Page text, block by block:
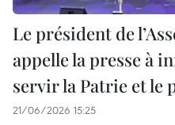
Le président de
appelle la presse à
servir la Patrie et le
21/06/2026 15:25